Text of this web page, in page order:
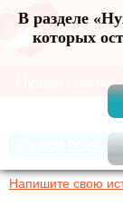
В разделе
которых
Нужен совет?
Напишите свою